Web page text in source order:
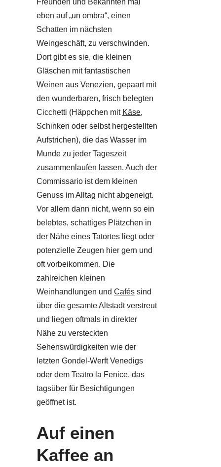
Freunden und Bekannten mal
eben auf „un ombra“, einen
Schatten im nächsten
Weingeschäft, zu verschwinden.
Dort gibt es sie, die kleinen
Gläschen mit fantastischen
Weinen aus Venezien, gepaart mit
den wunderbaren, frisch belegten
Cicchetti (Häppchen mit Käse,
Schinken oder selbst hergestellten
Aufstrichen), die das Wasser im
Munde zu jeder Tageszeit
zusammenlaufen lassen. Auch der
Commissario ist dem kleinen
Genuss im Alltag nicht abgeneigt.
Vor allem dann nicht, wenn so ein
belebtes, schattiges Plätzchen in
der Nähe eines Tatortes liegt oder
potenzielle Zeugen hier gern und
oft vorbeikommen. Die
zahlreichen kleinen
Weinhandlungen und Cafés sind
über die gesamte Altstadt verstreut
und liegen oftmals in direkter
Nähe zu versteckten
Sehenswürdigkeiten wie der
letzten Gondel-Werft Venedigs
oder dem Teatro la Fenice, das
tagsüber für Besichtigungen
geöffnet ist.
Auf einen
Kaffee an